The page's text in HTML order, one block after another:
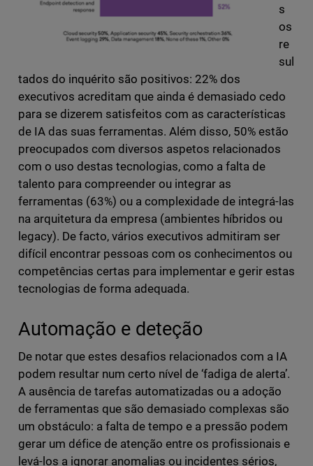
s
os
re
sul
tados do inquérito são positivos: 22% dos
executivos acreditam que ainda é demasiado cedo
para se dizerem satisfeitos com as características
de IA das suas ferramentas. Além disso, 50% estão
preocupados com diversos aspetos relacionados
com o uso destas tecnologias, como a falta de
talento para compreender ou integrar as
ferramentas (63%) ou a complexidade de integrá-las
na arquitetura da empresa (ambientes híbridos ou
legacy). De facto, vários executivos admitiram ser
difícil encontrar pessoas com os conhecimentos ou
competências certas para implementar e gerir estas
tecnologias de forma adequada.
Automação e deteção
De notar que estes desafios relacionados com a IA
podem resultar num certo nível de ‘fadiga de alerta’.
A ausência de tarefas automatizadas ou a adoção
de ferramentas que são demasiado complexas são
um obstáculo: a falta de tempo e a pressão podem
gerar um défice de atenção entre os profissionais e
levá-los a ignorar anomalias ou incidentes sérios,